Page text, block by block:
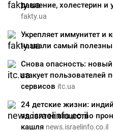
давление, холестерин и
fakty.ua
Укрепляет иммунитет и
назвали самый
Снова опасность: новый
атакует пользователей
сервисов itc.ua
24 детские жизни:
ядовитое вещество
кашля news.israelinfo.co.il